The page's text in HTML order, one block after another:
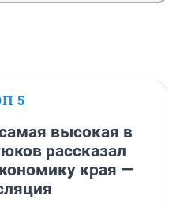
5
высокая в
рассказал
края —